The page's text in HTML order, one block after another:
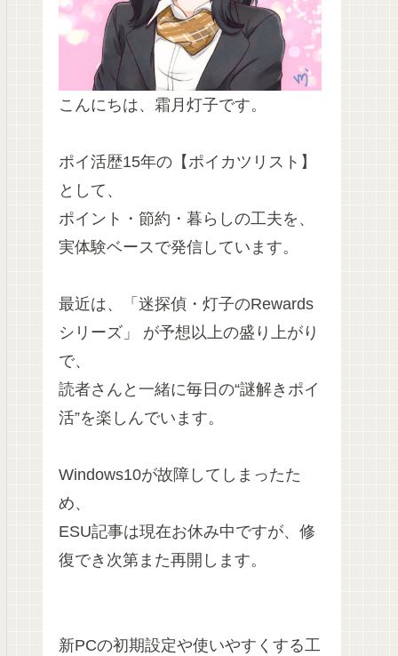
こんにちは、霜月灯子です。
ポイ活歴15年の【ポイカツリスト】
として、
ポイント・節約・暮らしの工夫を、
実体験ベースで発信しています。
最近は、「迷探偵・灯子のRewards
シリーズ」 が予想以上の盛り上がり
で、
読者さんと一緒に毎日の“謎解きポイ
活”を楽しんでいます。
Windows10が故障してしまったた
め、
ESU記事は現在お休み中ですが、修
復でき次第また再開します。
新PCの初期設定や使いやすくする工